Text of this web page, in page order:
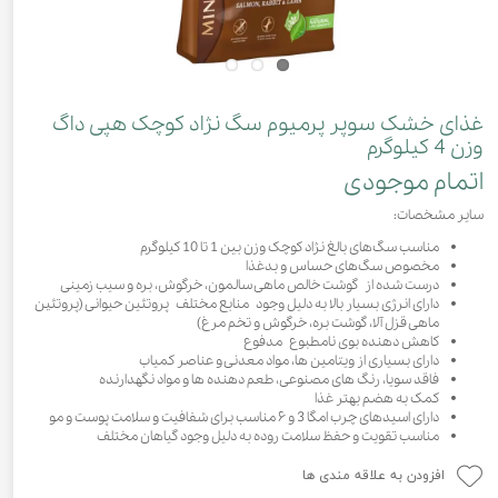
غذای خشک سوپر پرمیوم سگ نژاد کوچک هپی داگ
وزن 4 کیلوگرم
اتمام موجودی
سایر مشخصات:
مناسب سگ‌های بالغ نژاد کوچک وزن بین 1 تا 10 کیلوگرم
مخصوص سگ‌های حساس و بدغذا
درست شده از گوشت خالص ماهی سالمون، خرگوش، بره و سیب زمینی
دارای انرژی بسیار بالا به دلیل وجود منابع مختلف پروتئین حیوانی (پروتئين
ماهی قزل آلا، گوشت بره، خرگوش و تخم مرغ)
کاهش دهنده بوی نامطبوع مدفوع
دارای بسیاری از ویتامین ها، مواد معدنی و عناصر کمیاب
فاقد سویا، رنگ های مصنوعی، طعم دهنده ها و مواد نگهدارنده
کمک به هضم بهتر غذا
دارای اسیدهای چرب امگا 3 و ۶ مناسب برای شفافیت و سلامت پوست و مو
مناسب تقویت و حفظ سلامت روده به دلیل وجود گیاهان مختلف
افزودن به علاقه مندی ها